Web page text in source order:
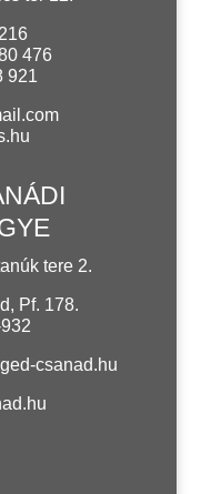
476
921
tere 2.
Pf. 178.
csanad.hu